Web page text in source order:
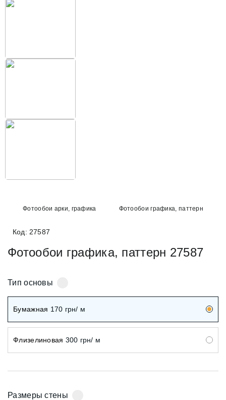
Фотообои арки, графика Фотообои графика, паттерн
Код: 27587
Фотообои графика, паттерн 27587
Тип основы
Бумажная 170 грн/ м
Флизелиновая 300 грн/ м
Размеры стены